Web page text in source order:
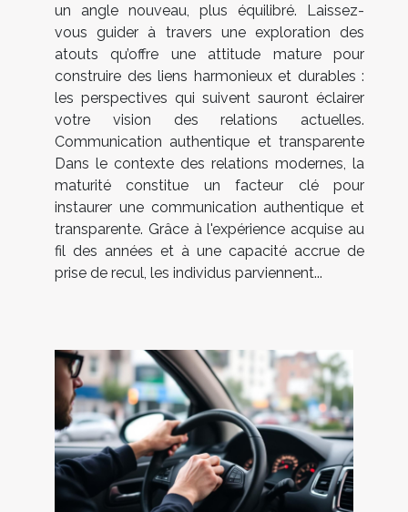
un angle nouveau, plus équilibré. Laissez-
vous guider à travers une exploration des
atouts qu’offre une attitude mature pour
construire des liens harmonieux et durables :
les perspectives qui suivent sauront éclairer
votre vision des relations actuelles.
Communication authentique et transparente
Dans le contexte des relations modernes, la
maturité constitue un facteur clé pour
instaurer une communication authentique et
transparente. Grâce à l'expérience acquise au
fil des années et à une capacité accrue de
prise de recul, les individus parviennent...